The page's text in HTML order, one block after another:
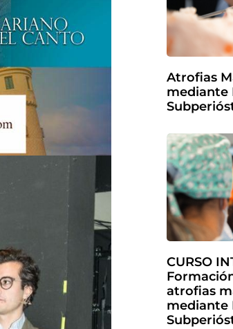
Atrofias
mediante
CURSO
atrofias
mediante